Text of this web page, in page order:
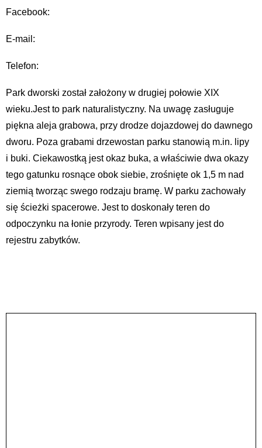
Facebook:
E-mail:
Telefon:
Park dworski został założony w drugiej połowie XIX
wieku.Jest to park naturalistyczny. Na uwagę zasługuje
piękna aleja grabowa, przy drodze dojazdowej do dawnego
dworu. Poza grabami drzewostan parku stanowią m.in. lipy
i buki. Ciekawostką jest okaz buka, a właściwie dwa okazy
tego gatunku rosnące obok siebie, zrośnięte ok 1,5 m nad
ziemią tworząc swego rodzaju bramę. W parku zachowały
się ścieżki spacerowe. Jest to doskonały teren do
odpoczynku na łonie przyrody. Teren wpisany jest do
rejestru zabytków.